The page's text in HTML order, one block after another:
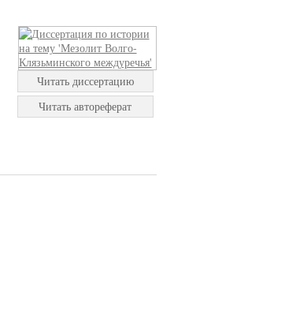
Читать диссертацию
Читать автореферат